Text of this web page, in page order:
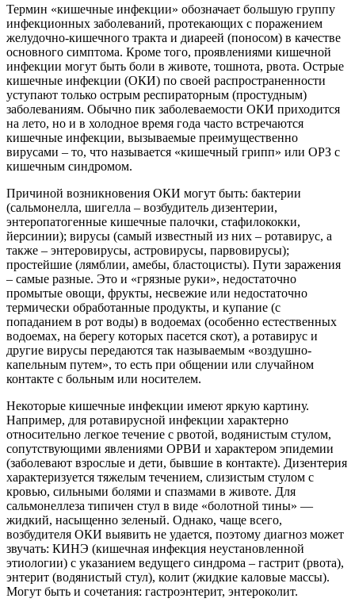
Термин «кишечные инфекции» обозначает большую группу
инфекционных заболеваний, протекающих с поражением
желудочно-кишечного тракта и диареей (поносом) в качестве
основного симптома. Кроме того, проявлениями кишечной
инфекции могут быть боли в животе, тошнота, рвота. Острые
кишечные инфекции (ОКИ) по своей распространенности
уступают только острым респираторным (простудным)
заболеваниям. Обычно пик заболеваемости ОКИ приходится
на лето, но и в холодное время года часто встречаются
кишечные инфекции, вызываемые преимущественно
вирусами – то, что называется «кишечный грипп» или ОРЗ с
кишечным синдромом.
Причиной возникновения ОКИ могут быть: бактерии
(сальмонелла, шигелла – возбудитель дизентерии,
энтеропатогенные кишечные палочки, стафилококки,
йерсинии); вирусы (самый известный из них – ротавирус, а
также – энтеровирусы, астровирусы, парвовирусы);
простейшие (лямблии, амебы, бластоцисты). Пути заражения
– самые разные. Это и «грязные руки», недостаточно
промытые овощи, фрукты, несвежие или недостаточно
термически обработанные продукты, и купание (с
попаданием в рот воды) в водоемах (особенно естественных
водоемах, на берегу которых пасется скот), а ротавирус и
другие вирусы передаются так называемым «воздушно-
капельным путем», то есть при общении или случайном
контакте с больным или носителем.
Некоторые кишечные инфекции имеют яркую картину.
Например, для ротавирусной инфекции характерно
относительно легкое течение с рвотой, водянистым стулом,
сопутствующими явлениями ОРВИ и характером эпидемии
(заболевают взрослые и дети, бывшие в контакте). Дизентерия
характеризуется тяжелым течением, слизистым стулом с
кровью, сильными болями и спазмами в животе. Для
сальмонеллеза типичен стул в виде «болотной тины» —
жидкий, насыщенно зеленый. Однако, чаще всего,
возбудителя ОКИ выявить не удается, поэтому диагноз может
звучать: КИНЭ (кишечная инфекция неустановленной
этиологии) с указанием ведущего синдрома – гастрит (рвота),
энтерит (водянистый стул), колит (жидкие каловые массы).
Могут быть и сочетания: гастроэнтерит, энтероколит.